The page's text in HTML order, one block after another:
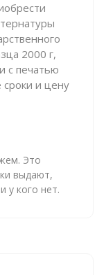
2000 г,
с печатью
сроки и цену
Это
выдают,
у кого нет.